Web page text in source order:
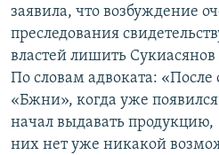
заявила, что возбуждение
преследования
властей лишить
По словам адвоката: «После
«Бжни», когда уже появился
начал выдавать продукцию,
них нет уже никакой